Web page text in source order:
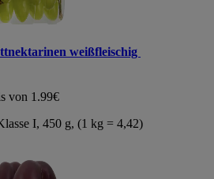
weißfleischig
von 1.99€
I, 450 g, (1 kg = 4,42)